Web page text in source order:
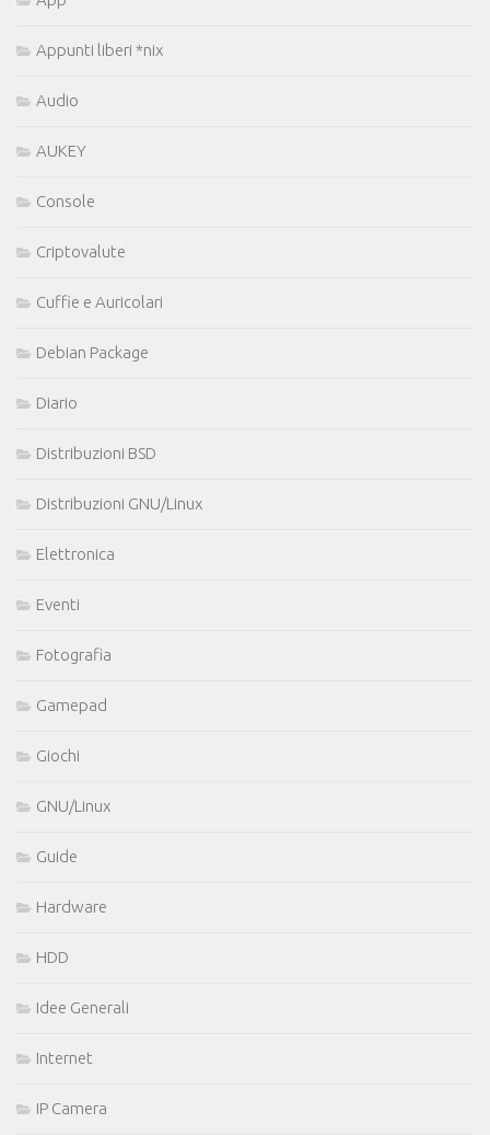
Appunti liberi *nix
Audio
AUKEY
Console
Criptovalute
Cuffie e Auricolari
Debian Package
Diario
Distribuzioni BSD
Distribuzioni GNU/Linux
Elettronica
Eventi
Fotografia
Gamepad
Giochi
GNU/Linux
Guide
Hardware
HDD
Idee Generali
Internet
IP Camera